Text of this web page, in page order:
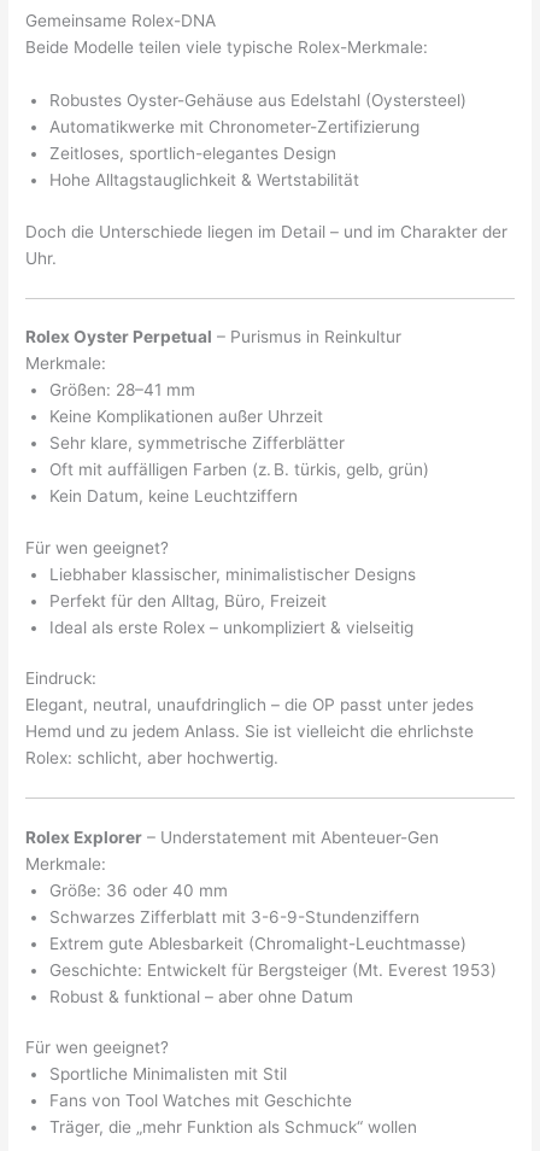
Gemeinsame Rolex-DNA
Beide Modelle teilen viele typische Rolex-Merkmale:
Robustes Oyster-Gehäuse aus Edelstahl (Oystersteel)
Automatikwerke mit Chronometer-Zertifizierung
Zeitloses, sportlich-elegantes Design
Hohe Alltagstauglichkeit & Wertstabilität
Doch die Unterschiede liegen im Detail – und im Charakter der
Uhr.
Rolex Oyster Perpetual – Purismus in Reinkultur
Merkmale:
Größen: 28–41 mm
Keine Komplikationen außer Uhrzeit
Sehr klare, symmetrische Zifferblätter
Oft mit auffälligen Farben (z. B. türkis, gelb, grün)
Kein Datum, keine Leuchtziffern
Für wen geeignet?
Liebhaber klassischer, minimalistischer Designs
Perfekt für den Alltag, Büro, Freizeit
Ideal als erste Rolex – unkompliziert & vielseitig
Eindruck:
Elegant, neutral, unaufdringlich – die OP passt unter jedes
Hemd und zu jedem Anlass. Sie ist vielleicht die ehrlichste
Rolex: schlicht, aber hochwertig.
Rolex Explorer – Understatement mit Abenteuer-Gen
Merkmale:
Größe: 36 oder 40 mm
Schwarzes Zifferblatt mit 3-6-9-Stundenziffern
Extrem gute Ablesbarkeit (Chromalight-Leuchtmasse)
Geschichte: Entwickelt für Bergsteiger (Mt. Everest 1953)
Robust & funktional – aber ohne Datum
Für wen geeignet?
Sportliche Minimalisten mit Stil
Fans von Tool Watches mit Geschichte
Träger, die „mehr Funktion als Schmuck“ wollen